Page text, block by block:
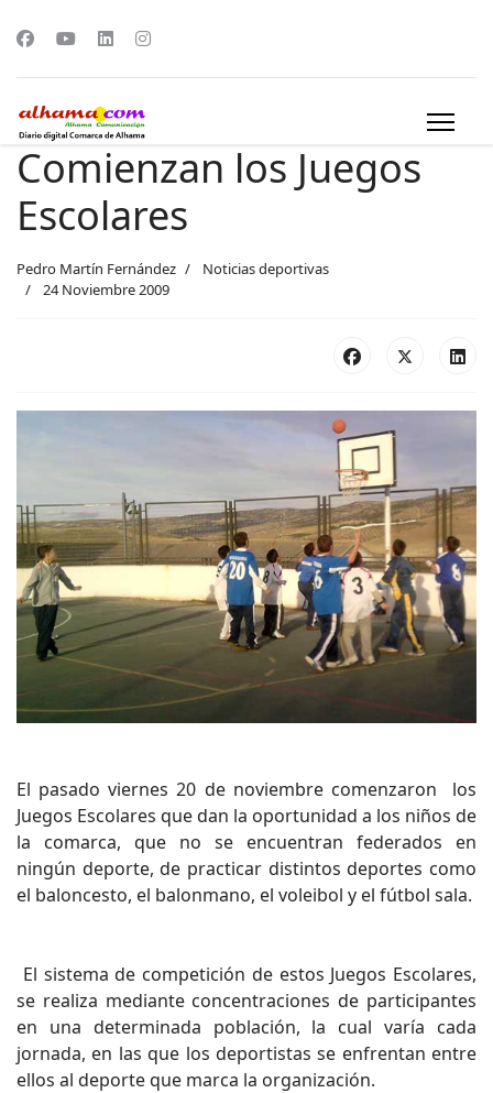
Comienzan los Juegos
Escolares
Pedro Martín Fernández
Noticias deportivas
24 Noviembre 2009
El pasado viernes 20 de noviembre comenzaron los
Juegos Escolares que dan la oportunidad a los niños de
la comarca, que no se encuentran federados en
ningún deporte, de practicar distintos deportes como
el baloncesto, el balonmano, el voleibol y el fútbol sala.
El sistema de competición de estos Juegos Escolares,
se realiza mediante concentraciones de participantes
en una determinada población, la cual varía cada
jornada, en las que los deportistas se enfrentan entre
ellos al deporte que marca la organización.